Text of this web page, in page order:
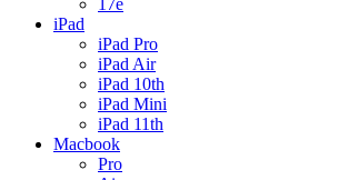
17e
iPad
iPad Pro
iPad Air
iPad 10th
iPad Mini
iPad 11th
Macbook
Pro